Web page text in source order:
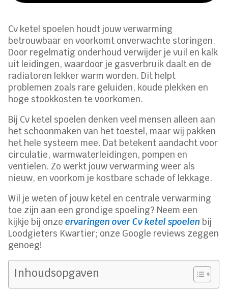
Cv ketel spoelen houdt jouw verwarming
betrouwbaar en voorkomt onverwachte storingen.
Door regelmatig onderhoud verwijder je vuil en kalk
uit leidingen, waardoor je gasverbruik daalt en de
radiatoren lekker warm worden. Dit helpt
problemen zoals rare geluiden, koude plekken en
hoge stookkosten te voorkomen.
Bij Cv ketel spoelen denken veel mensen alleen aan
het schoonmaken van het toestel, maar wij pakken
het hele systeem mee. Dat betekent aandacht voor
circulatie, warmwaterleidingen, pompen en
ventielen. Zo werkt jouw verwarming weer als
nieuw, en voorkom je kostbare schade of lekkage.
Wil je weten of jouw ketel en centrale verwarming
toe zijn aan een grondige spoeling? Neem een
kijkje bij onzeervaringen over Cv ketel spoelen bij
Loodgieters Kwartier; onze Google reviews zeggen
genoeg!
Inhoudsopgaven